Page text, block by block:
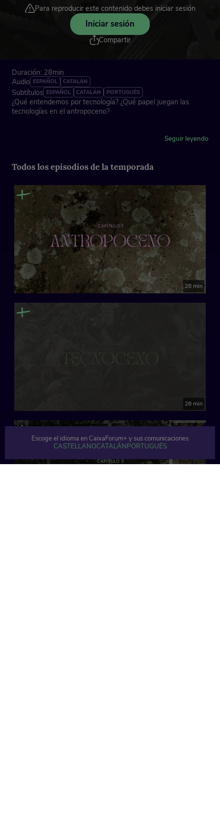
Para reproducir este contenido debes iniciar sesión
Iniciar sesión
Compartir
Duración: 28min
Audio ESPAÑOL CATALÁN
Subtítulos ESPAÑOL CATALÁN PORTUGUÉS
¿Qué entendemos por tecnología? ¿Qué papel juegan las
tecnologías en el antropoceno?
Exploraremos estas preguntas con: Joana Moll, Gerard Ortín,
Seguir leyendo
Todos los episodios de la temporada
28 min
28 min
Escoge el idioma en CaixaForum+ y sus comunicaciones
CASTELLANOCATALÁNPORTUGUÉS